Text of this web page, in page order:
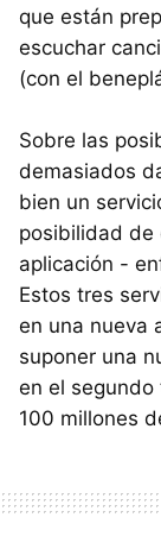
que están
escuchar
(con el
Sobre las
demasiados
bien un
posibilidad de
aplicación -
Estos tres
en una nueva
suponer una
en el
100 millones